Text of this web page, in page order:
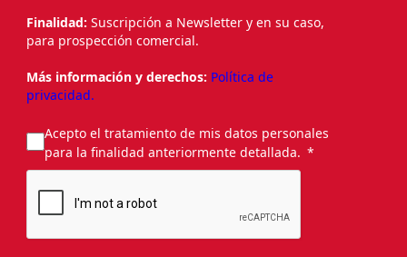
Finalidad: Suscripción a Newsletter y en su caso,
para prospección comercial.
Más información y derechos: Política de
privacidad.
Acepto el tratamiento de mis datos personales
para la finalidad anteriormente detallada.